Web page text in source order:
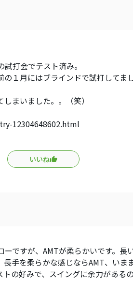
打会でテスト済み。
１月にはブラインドで試打してまし
まいました。。（笑）
12304648602.html
いいね
ですが、AMTが柔らかいです。長
手を柔らかな感じならAMT、いま
の好みで、スイングに余力がある